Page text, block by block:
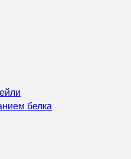
белка